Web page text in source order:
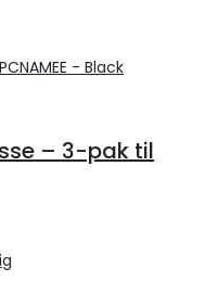
– 3-pak til